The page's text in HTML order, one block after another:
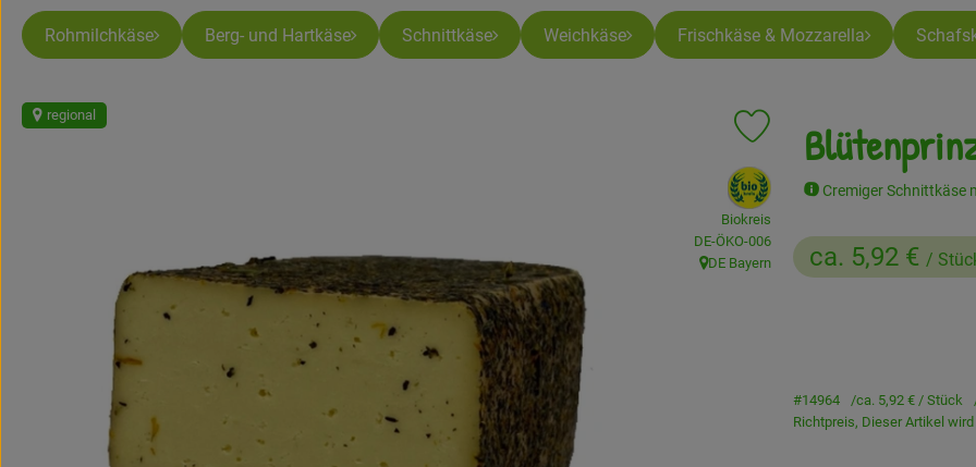
Rohmilchkäse Berg- und Hartkäse Schnittkäse Weichkäse Frischkäse & Mozzarella
Cremiger Schnittkäse
ca. 5,92 € /
regional
Produkt zu Favouriten hinzufügen
, Verband:
Biokreis
, Kontrollstelle:
DE-ÖKO-006
, Herkunft:
DE Bayern
#14964 ca. 5,92 € / Stück
Richtpreis, Dieser Artikel